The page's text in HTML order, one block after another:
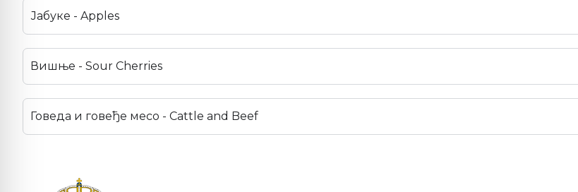
Јабуке - Apples
Вишње - Sour Cherries
Говеда и говеђе месо - Cattle and Beef